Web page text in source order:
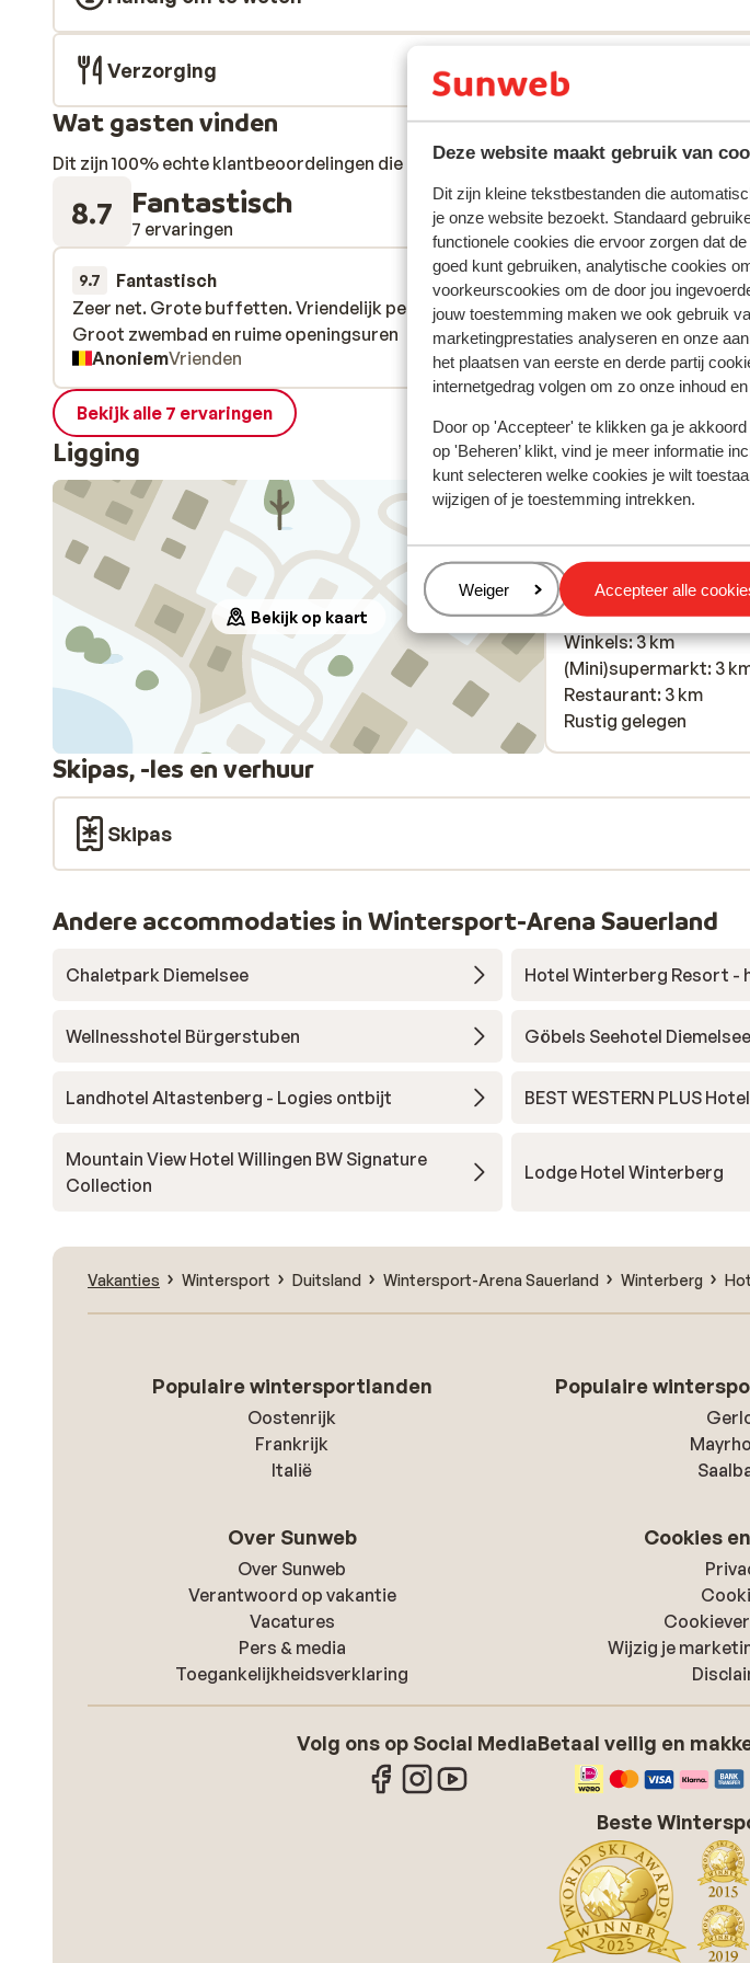
Deze website maakt gebruik van
Dit zijn kleine tekstbestanden die
je onze website bezoekt. Standaard
functionele cookies die ervoor zorgen dat
goed kunt gebruiken, analytische cookies
voorkeurscookies om de door jou
jouw toestemming maken we ook gebruik
marketingprestaties analyseren en onze
het plaatsen van eerste en derde partij
internetgedrag volgen om zo onze inhoud
Door op 'Accepteer' te klikken ga je
op 'Beheren’ klikt, vind je meer informatie
kunt selecteren welke cookies je wilt
wijzigen of je toestemming intrekken.
Beheren
Weiger Accepteer alle
Verzorging
Wat gasten vinden
Dit zijn 100% echte klantbeoordelingen die hun ervaring met ons product oprecht
8.7 Fantastisch
7 ervaringen
9.7 Fantastisch
15 feb. 2026
Zeer net. Grote buffetten. Vriendelijk personeel.
Groot zwembad en ruime openingsuren
Zeer net. Grote buffetten. Vriendelijk personeel.
Groot zwembad en ruime openingsuren
AnoniemVrienden
8.5 Fantastisch
Goed hotel, prijs/
activiteiten
Goed hotel, prijs/
activiteiten
JohanMet familie
Bekijk alle 7 ervaringen
Ligging
Bekijk op kaart
Afstanden
Bushalte: 50 m
Pinautomaat: 3 km
Skipiste: 10 m
Winkels: 3 km
(Mini)supermarkt: 3
Restaurant: 3 km
Rustig gelegen
Skipas, -les en verhuur
Skipas
Andere accommodaties in Wintersport-Arena Sauerland
Chaletpark Diemelsee Hotel Winterberg Resort -
Wellnesshotel Bürgerstuben Göbels Seehotel Diemelsee
Landhotel Altastenberg - Logies ontbijt BEST WESTERN PLUS
Mountain View Hotel Willingen BW Signature
Collection
Lodge Hotel Winterberg
Vakanties Wintersport Duitsland Wintersport-Arena Sauerland Winterberg
Populaire wintersportlanden
Oostenrijk
Frankrijk
Italië
Populaire
Over Sunweb
Over Sunweb
Verantwoord op vakantie
Vacatures
Pers & media
Toegankelijkheidsverklaring
Cookies
Wijzig je
Volg ons op Social MediaBetaal veilig en
Beste